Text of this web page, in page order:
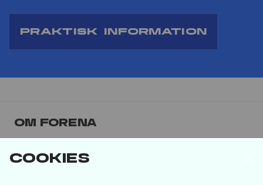
Cookies
Praktisk information
Om Forena
Forena är det största facket inom
försäkringsbranschen. Våra medlemmar jobbar på